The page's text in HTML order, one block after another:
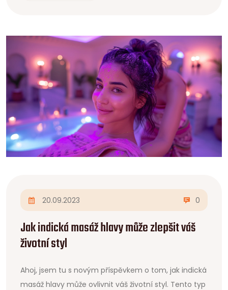
20.09.2023 0
Jak indická masáž hlavy může zlepšit váš
životní styl
Ahoj, jsem tu s novým příspěvkem o tom, jak indická
masáž hlavy může ovlivnit váš životní styl. Tento typ